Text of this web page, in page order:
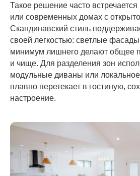
Такое решение часто встречается
или современных домах с
Скандинавский стиль
своей легкостью: светлые
минимум лишнего делают общее
и чище. Для разделения зон
модульные диваны или
плавно перетекает в гостиную,
настроение.